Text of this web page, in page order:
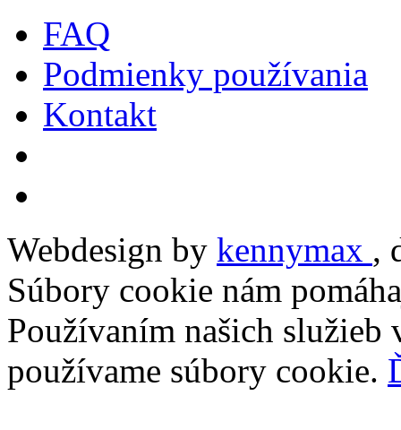
FAQ
Podmienky používania
Kontakt
Webdesign by kennymax ,
Súbory cookie nám
Používaním našich služieb
používame súbory cookie.